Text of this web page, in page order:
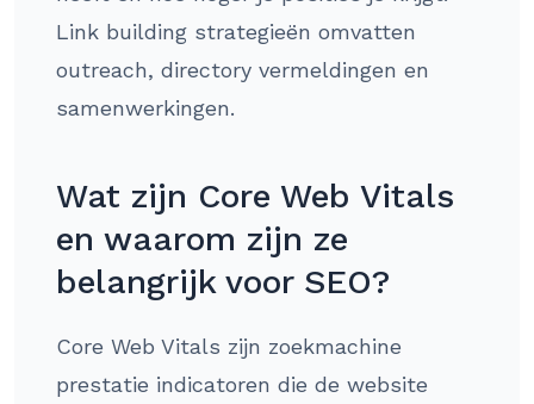
Link building strategieën omvatten
outreach, directory vermeldingen en
samenwerkingen.
Wat zijn Core Web Vitals
en waarom zijn ze
belangrijk voor SEO?
Core Web Vitals zijn zoekmachine
prestatie indicatoren die de website